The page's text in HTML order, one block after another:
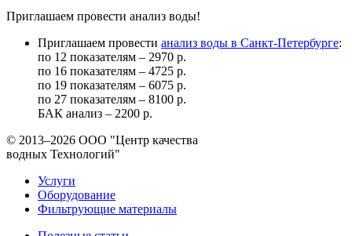
Приглашаем провести анализ воды!
Приглашаем провести анализ воды в Санкт-Петербурге:
по 12 показателям – 2970 р.
по 16 показателям – 4725 р.
по 19 показателям – 6075 р.
по 27 показателям – 8100 р.
БАК анализ – 2200 р.
© 2013–2026 ООО "Центр качества
водных Технологий"
Услуги
Оборудование
Фильтрующие материалы